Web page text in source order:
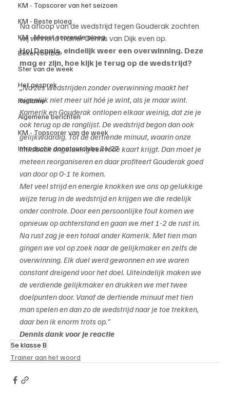
KM - Topscorer van het seizoen
KM - Beste ploeg
KM - Meest scorende ploeg
Bekervoetbal
Ster van de week
Het gesprek
Reclame
Algemene berichten
KM - Topscorer van de week
Introductie donateurclubs 26/27
Na afloop van de wedstrijd tegen Gouderak zochten
wij winnend trainer Dennis van Dijk even op.
Hoi Dennis, eindelijk weer een overwinning. Deze
mag er zijn, hoe kijk je terug op de wedstrijd?
„Na zes wedstrijden zonder overwinning maakt het
eigenlijk niet meer uit hóé je wint, als je maar wint.
Kamerik en Gouderak ontlopen elkaar weinig, dat zie je
ook terug op de ranglijst. De wedstrijd begon dan ook
gelijkwaardig. Tot de dertiende minuut, waarin onze
linksback ongelukkig een rode kaart krijgt. Dan moet je
meteen reorganiseren en daar profiteert Gouderak goed
van door op 0-1 te komen.
Met veel strijd en energie knokken we ons op gelukkige
wijze terug in de wedstrijd en krijgen we die redelijk
onder controle. Door een persoonlijke fout komen we
opnieuw op achterstand en gaan we met 1-2 de rust in.
Na rust zag je een totaal ander Kamerik. Met tien man
gingen we vol op zoek naar de gelijkmaker en zelfs de
overwinning. Elk duel werd gewonnen en we waren
constant dreigend voor het doel. Uiteindelijk maken we
de verdiende gelijkmaker en drukken we met twee
doelpunten door. Vanaf de dertiende minuut met tien
man spelen en dan zo de wedstrijd naar je toe trekken,
daar ben ik enorm trots op.”
Dennis dank voor je reactie
5e klasse B
Trainer aan het woord